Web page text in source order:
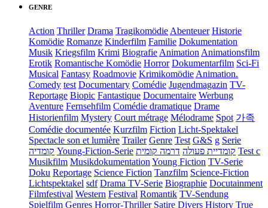
GENRE
Action Thriller Drama Tragikomödie Abenteuer Historie
Komödie Romanze Kinderfilm Familie Dokumentation
Musik Kriegsfilm Krimi Biografie Animation Animationsfilm
Erotik Romantische Komödie Horror Dokumentarfilm Sci-Fi
Musical Fantasy Roadmovie Krimikomödie Animation.
Comedy test Documentary Comédie Jugendmagazin TV-
Reportage Biopic Fantastique Documentaire Werbung
Aventure Fernsehfilm Comédie dramatique Drame
Historienfilm Mystery Court métrage Mélodrame Spot 가족
Comédie documentée Kurzfilm Fiction Licht-Spektakel
Spectacle son et lumière Trailer Genre Test G&S g Serie
קומדיה Young-Fiction-Serie קומדיית פעולה דרמה קומית
Test c
Musikfilm Musikdokumentation Young Fiction TV-Serie
Doku Reportage Science Fiction Tanzfilm Science-Fiction
Lichtspektakel sdf Drama TV-Serie Biographie Docutainment
Filmfestival Western Festival Romantik TV-Sendung
Spielfilm Genres Horror-Thriller Satire Divers History True